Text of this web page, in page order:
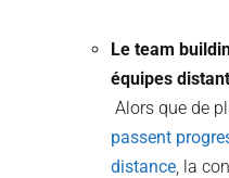
Le team
équipes
Alors que de
passent
distance, la